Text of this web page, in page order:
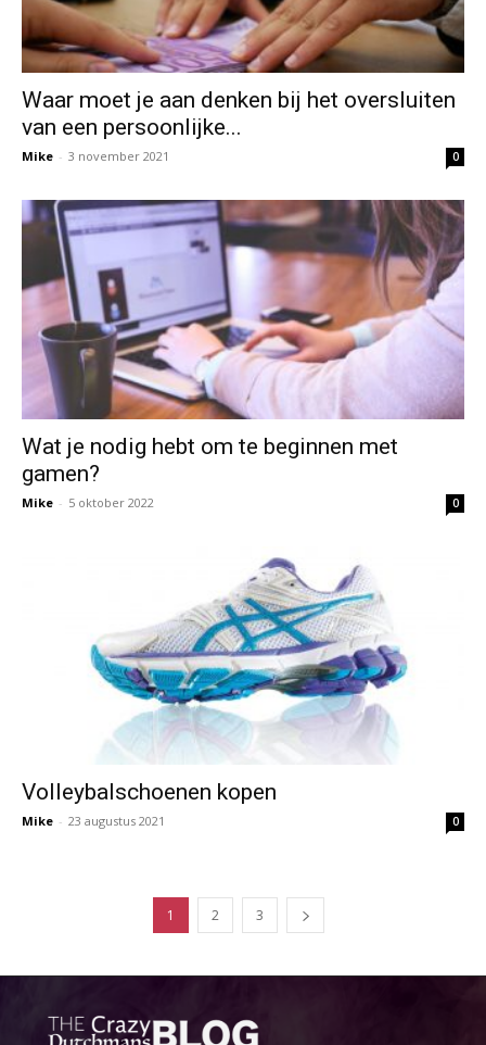
Waar moet je aan denken bij het oversluiten
van een persoonlijke...
Mike - 3 november 2021 0
Wat je nodig hebt om te beginnen met
gamen?
Mike - 5 oktober 2022 0
Volleybalschoenen kopen
Mike - 23 augustus 2021 0
1 2 3